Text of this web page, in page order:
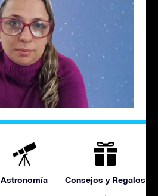
Astronomía Consejos y Regalos